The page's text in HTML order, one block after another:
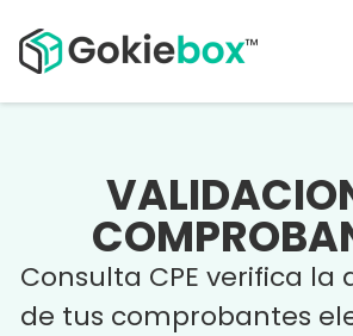
Consulta CPE verifica
de tus comprobantes